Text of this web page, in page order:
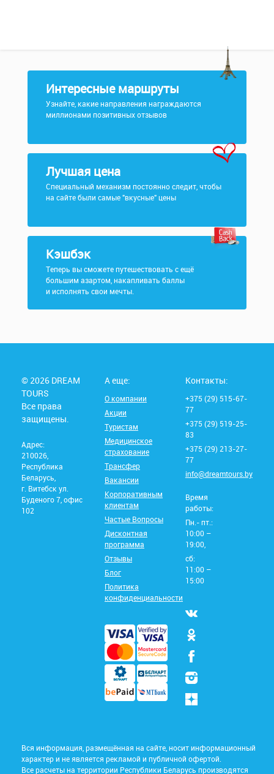
Интересные маршруты
Узнайте, какие направления награждаются
миллионами позитивных отзывов
Лучшая цена
Специальный механизм постоянно следит, чтобы
на сайте были самые "вкусные" цены
Кэшбэк
Теперь вы сможете путешествовать с ещё
большим азартом, накапливать баллы
и исполнять свои мечты.
© 2026 DREAM
TOURS
Все права
защищены.
Адрес:
210026,
Республика
Беларусь,
г. Витебск ул.
Буденого 7, офис
102
А еще:
О компании
Акции
Туристам
Медицинское
страхование
Трансфер
Вакансии
Корпоративным
клиентам
Частые Вопросы
Дисконтная
программа
Отзывы
Блог
Политика
конфиденциальности
Контакты:
+375 (29) 515-67-
77
+375 (29) 519-25-
83
+375 (29) 213-27-
77
info@dreamtours.by
Время
работы:
Пн.- пт.:
10:00 –
19:00,
сб:
11:00 –
15:00
Вся информация, размещённая на сайте, носит информационный
характер и не является рекламой и публичной офертой.
Все расчеты на территории Республики Беларусь производятся